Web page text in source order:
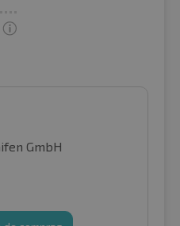
GmbH